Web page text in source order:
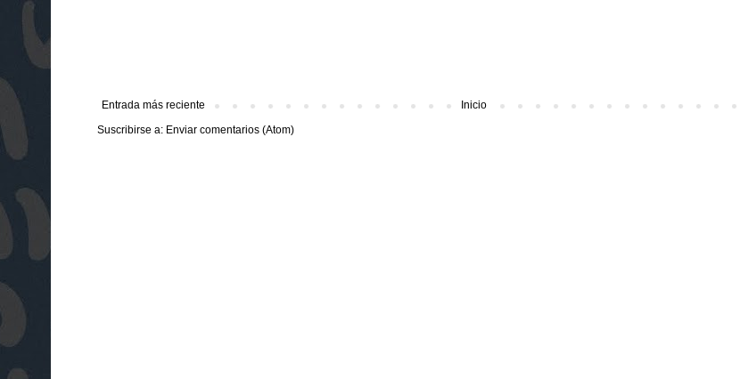
Entrada más reciente
Inicio
Suscribirse a: Enviar comentarios (Atom)